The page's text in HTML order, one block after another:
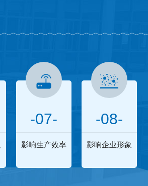
-07-
影响生产效率
-08-
影响企业形象